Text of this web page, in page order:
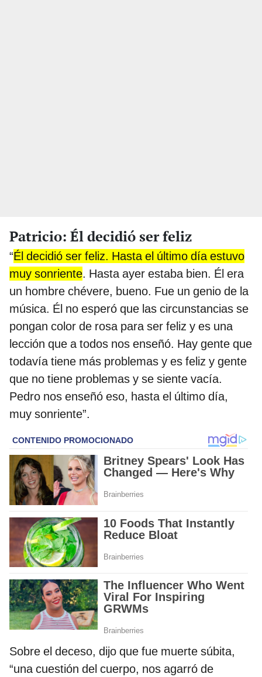
Patricio: Él decidió ser feliz
“Él decidió ser feliz. Hasta el último día estuvo
muy sonriente. Hasta ayer estaba bien. Él era
un hombre chévere, bueno. Fue un genio de la
música. Él no esperó que las circunstancias se
pongan color de rosa para ser feliz y es una
lección que a todos nos enseñó. Hay gente que
todavía tiene más problemas y es feliz y gente
que no tiene problemas y se siente vacía.
Pedro nos enseñó eso, hasta el último día,
muy sonriente”.
Sobre el deceso, dijo que fue muerte súbita,
“una cuestión del cuerpo, nos agarró de